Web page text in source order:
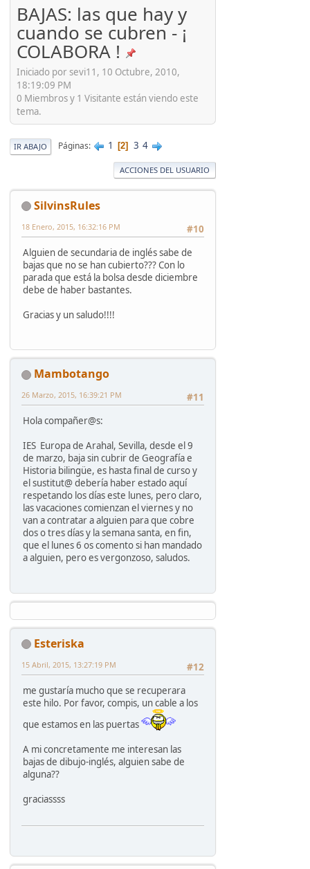
BAJAS: las que hay y
cuando se cubren - ¡
COLABORA !
Iniciado por sevi11, 10 Octubre, 2010,
18:19:09 PM
0 Miembros y 1 Visitante están viendo este
tema.
IR ABAJO Páginas 1 2 3 4
ACCIONES DEL USUARIO
SilvinsRules
#10
18 Enero, 2015, 16:32:16 PM
Alguien de secundaria de inglés sabe de
bajas que no se han cubierto??? Con lo
parada que está la bolsa desde diciembre
debe de haber bastantes.
Gracias y un saludo!!!!
Mambotango
#11
26 Marzo, 2015, 16:39:21 PM
Hola compañer@s:
IES Europa de Arahal, Sevilla, desde el 9
de marzo, baja sin cubrir de Geografía e
Historia bilingüe, es hasta final de curso y
el sustitut@ debería haber estado aquí
respetando los días este lunes, pero claro,
las vacaciones comienzan el viernes y no
van a contratar a alguien para que cobre
dos o tres días y la semana santa, en fin,
que el lunes 6 os comento si han mandado
a alguien, pero es vergonzoso, saludos.
Esteriska
#12
15 Abril, 2015, 13:27:19 PM
me gustaría mucho que se recuperara
este hilo. Por favor, compis, un cable a los
que estamos en las puertas
A mi concretamente me interesan las
bajas de dibujo-inglés, alguien sabe de
alguna??
graciassss